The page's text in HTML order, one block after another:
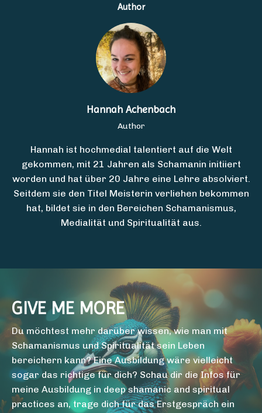
Author
Hannah Achenbach
Author
Hannah ist hochmedial talentiert auf die Welt
gekommen, mit 21 Jahren als Schamanin initiiert
worden und hat über 20 Jahre eine Lehre absolviert.
Seitdem sie den Titel Meisterin verliehen bekommen
hat, bildet sie in den Bereichen Schamanismus,
Medialität und Spiritualität aus.
GIVE ME MORE
Du möchtest mehr darüber wissen, wie man mit
Schamanismus und Spiritualität sein Leben
bereichern kann? Eine Ausbildung wäre vielleicht
sogar das richtige für dich? Schau dir die Infos für
meine Ausbildung in deep shamanic and spiritual
practices an, trage dich für das Erstgespräch ein